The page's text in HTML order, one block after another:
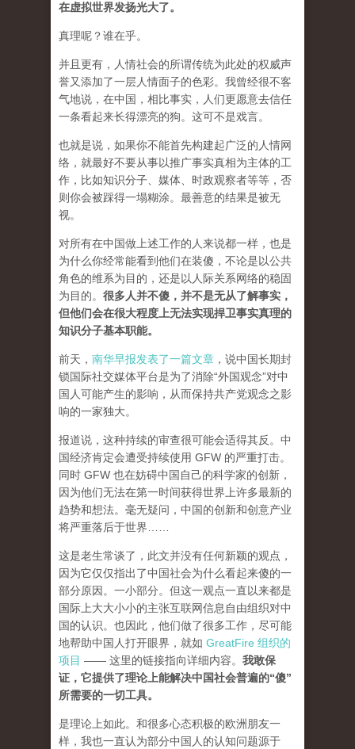
在虚拟世界发扬光大了。
真理呢？谁在乎。
并且更有，人情社会的所谓传统为此处的权威声
誉又添加了一层人情面子的色彩。我曾经很不客
气地说，在中国，相比事实，人们更愿意去信任
一条看起来长得漂亮的狗。这可不是戏言。
也就是说，如果你不能首先构建起广泛的人情网
络，就最好不要从事以推广事实真相为主体的工
作，比如知识分子、媒体、时政观察者等等，否
则你会被踩得一塌糊涂。最善意的结果是被无
视。
对所有在中国做上述工作的人来说都一样，也是
为什么你经常能看到他们在装傻，不论是以公共
角色的维系为目的，还是以人际关系网络的稳固
为目的。 很多人并不傻，并不是无从了解事实，
但他们会在很大程度上无法实现捍卫事实真理的
知识分子基本职能。
前天， 南华早报发表了一篇文章 ，说中国长期封
锁国际社交媒体平台是为了消除“外国观念”对中
国人可能产生的影响，从而保持共产党观念之影
响的一家独大。
报道说，这种持续的审查很可能会适得其反。中
国经济肯定会遭受持续使用 GFW 的严重打击。
同时 GFW 也在妨碍中国自己的科学家的创新，
因为他们无法在第一时间获得世界上许多最新的
趋势和想法。毫无疑问，中国的创新和创意产业
将严重落后于世界……
这是老生常谈了，此文并没有任何新颖的观点，
因为它仅仅指出了中国社会为什么看起来傻的一
部分原因。一小部分。但这一观点一直以来都是
国际上大大小小的主张互联网信息自由组织对中
国的认识。也因此，他们做了很多工作，尽可能
地帮助中国人打开眼界，就如 GreatFire 组织的
项目 —— 这里的链接指向详细内容。 我敢保
证，它提供了理论上能解决中国社会普遍的“傻”
所需要的一切工具。
是理论上如此。和很多心态积极的欧洲朋友一
样，我也一直认为部分中国人的认知问题源于